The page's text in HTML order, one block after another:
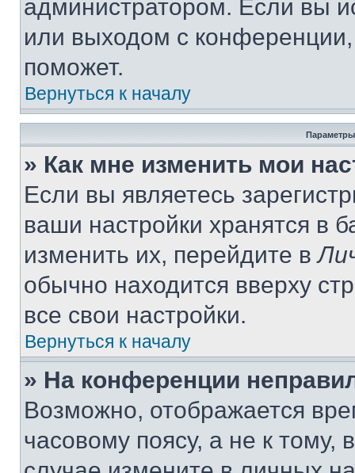
администратором. Если вы
или выходом с
поможет.
Вернуться к началу
Параметры
» Как мне изменить мои
Если вы являетесь
ваши настройки хранятся в
изменить их, перейдите в
обычно находится вверху
все свои настройки.
Вернуться к началу
» На конференции
Возможно, отображается
часовому поясу, а не к тому,